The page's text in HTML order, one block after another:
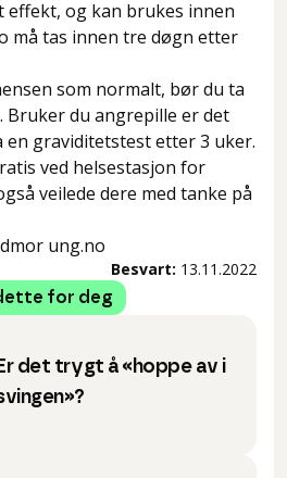
og kan brukes innen
må tas innen tre døgn etter
som normalt, bør du ta
Bruker du angrepille er det
en graviditetstest etter 3 uker.
ved helsestasjon for
veilede dere med tanke på
ung.no
Besvart: 13.11.2022
for deg
Er det trygt å «hoppe av i